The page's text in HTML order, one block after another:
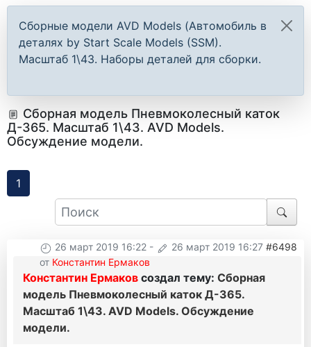
Сборные модели AVD Models (Автомобиль в
деталях by Start Scale Models (SSM).
Масштаб 1\43. Наборы деталей для сборки.
Сборная модель Пневмоколесный каток
Д-365. Масштаб 1\43. AVD Models.
Обсуждение модели.
1
26 март 2019 16:22 - 26 март 2019 16:27 #6498
от Константин Ермаков
Константин Ермаков создал тему: Сборная
модель Пневмоколесный каток Д-365.
Масштаб 1\43. AVD Models. Обсуждение
модели.